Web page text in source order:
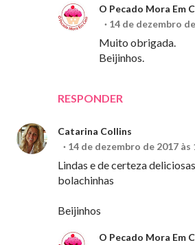
RESPONDER
O Pecado Mora Em
14 de dezembro
Muito obrigada.
Beijinhos.
Catarina Collins
14 de dezembro de 2017 às
Lindas e de certeza
bolachinhas
Beijinhos
O Pecado Mora Em